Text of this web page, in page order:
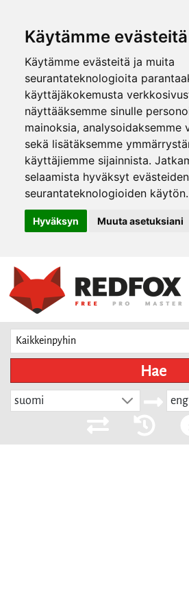
Käytämme evästeitä
Käytämme evästeitä ja muita
seurantateknologioita
käyttäjäkokemusta
näyttääksemme sinulle
mainoksia, analysoidaksemme
sekä lisätäksemme
käyttäjiemme sijainnista.
selaamista hyväksyt
seurantateknologioiden käytön.
Hyväksyn Muuta asetuksiani
Hae
suomi